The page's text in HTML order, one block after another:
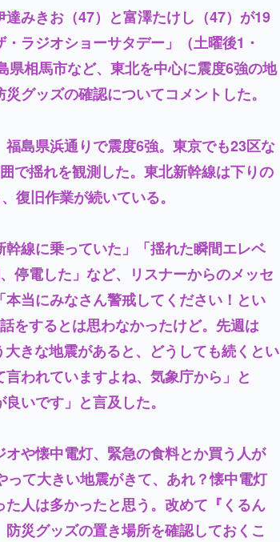
みきお（47）と富澤たけし（47）が19
ラジオショーサタデー」（土曜後1・
相馬市など、東北を中心に震度6強の地
グッズの確認についてコメントした。
島県浜通りで震度6強。東京でも23区な
で揺れを観測した。東北新幹線は下りの
復旧作業が続いている。
線に乗っていた」「揺れた瞬間エレベ
停電した」など、リスナーからのメッセ
当にみなさん警戒してください！とい
をするとは思わなかったけど。先週は
きな地震があると、どうしても続くとい
われていますよね、気象庁から」と
いです」と言及した。
や懐中電灯、緊急の食料とか買う人が
て大きい地震がきて、あれ？懐中電灯
人は多かったと思う。改めて『くるん
災グッズの置き場所を確認しておくこ